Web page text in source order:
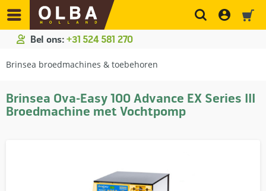
Bel ons: +31 524 581 270
Brinsea broedmachines & toebehoren
Brinsea Ova-Easy 100 Advance EX Series III
Broedmachine met Vochtpomp